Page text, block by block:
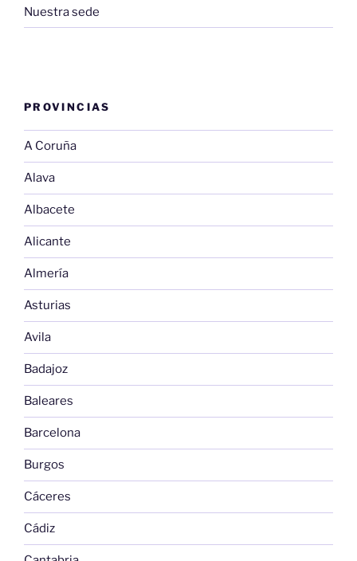
Nuestra sede
PROVINCIAS
A Coruña
Alava
Albacete
Alicante
Almería
Asturias
Avila
Badajoz
Baleares
Barcelona
Burgos
Cáceres
Cádiz